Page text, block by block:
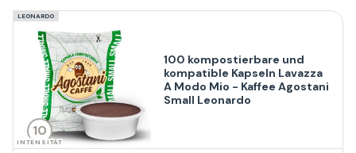
LEONARDO
10
INTENSITÄT
100 kompostierbare und
kompatible Kapseln Lavazza
A Modo Mio - Kaffee Agostani
Small Leonardo